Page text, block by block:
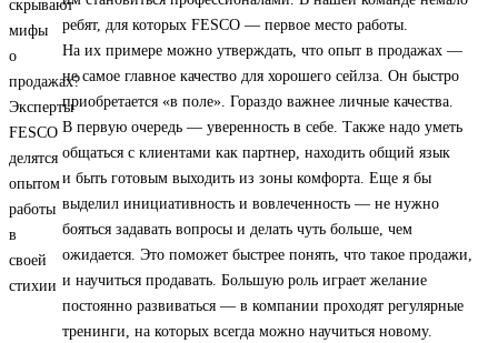
ребят, для которых FESCO — первое место работы.
На их примере можно утверждать, что опыт в продажах —
не самое главное качество для хорошего сейлза. Он быстро
приобретается «в поле». Гораздо важнее личные качества.
В первую очередь — уверенность в себе. Также надо уметь
общаться с клиентами как партнер, находить общий язык
и быть готовым выходить из зоны комфорта. Еще я бы
выделил инициативность и вовлеченность — не нужно
бояться задавать вопросы и делать чуть больше, чем
ожидается. Это поможет быстрее понять, что такое продажи,
и научиться продавать. Большую роль играет желание
постоянно развиваться — в компании проходят регулярные
тренинги, на которых всегда можно научиться новому.